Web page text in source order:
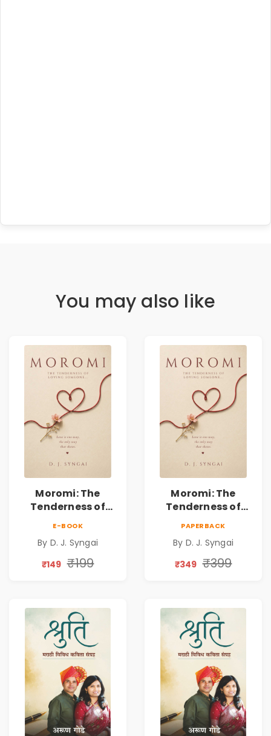
You may also like
Moromi: The
Tenderness of
Collection on
Unrequited Love,
Resilience
E-BOOK
By D. J. Syngai
₹149 ₹199
Moromi: The
Tenderness of
Collection on
Unrequited Love,
Resilience
PAPERBACK
By D. J. Syngai
₹349 ₹399